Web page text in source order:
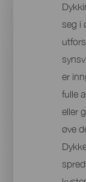
seg i
er
fulle
eller
øve